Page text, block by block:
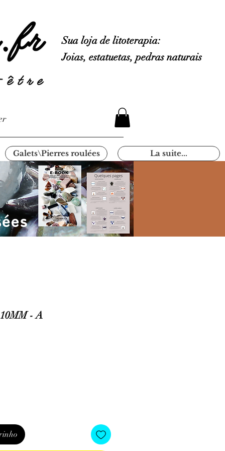
Sua loja de litoterapia:
Joias, estatuetas, pedras naturais
Galets\Pierres roulées La suite...
- A